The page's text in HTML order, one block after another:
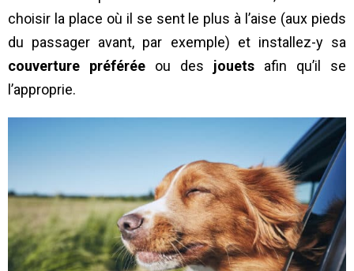
choisir la place où il se sent le plus à l’aise (aux pieds
du passager avant, par exemple) et installez-y sa
couverture préférée ou des jouets afin qu’il se
l’approprie.